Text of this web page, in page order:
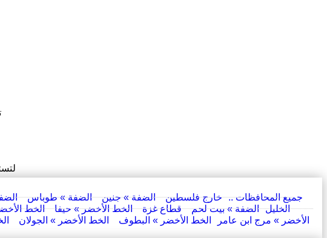
.. جميع المحافظات ..
خارج فلسطين الضفة » جنين الضفة » طوباس
الخليل
الضفة » بيت لحم قطاع غزة الخط الأخضر » حيفا الخط
الأخضر » مرج ابن عامر
الخط الأخضر » البطوف الخط الأخضر » الجولان